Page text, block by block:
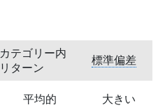
カテゴリー内
リターン
標準偏差
平均的 大きい